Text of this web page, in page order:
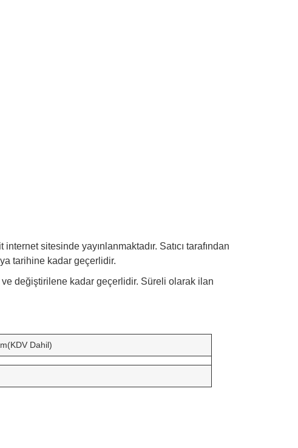
sitesinde yayınlanmaktadır. Satıcı tarafından
tarihine kadar geçerlidir.
değiştirilene kadar geçerlidir. Süreli olarak ilan
Dahil)